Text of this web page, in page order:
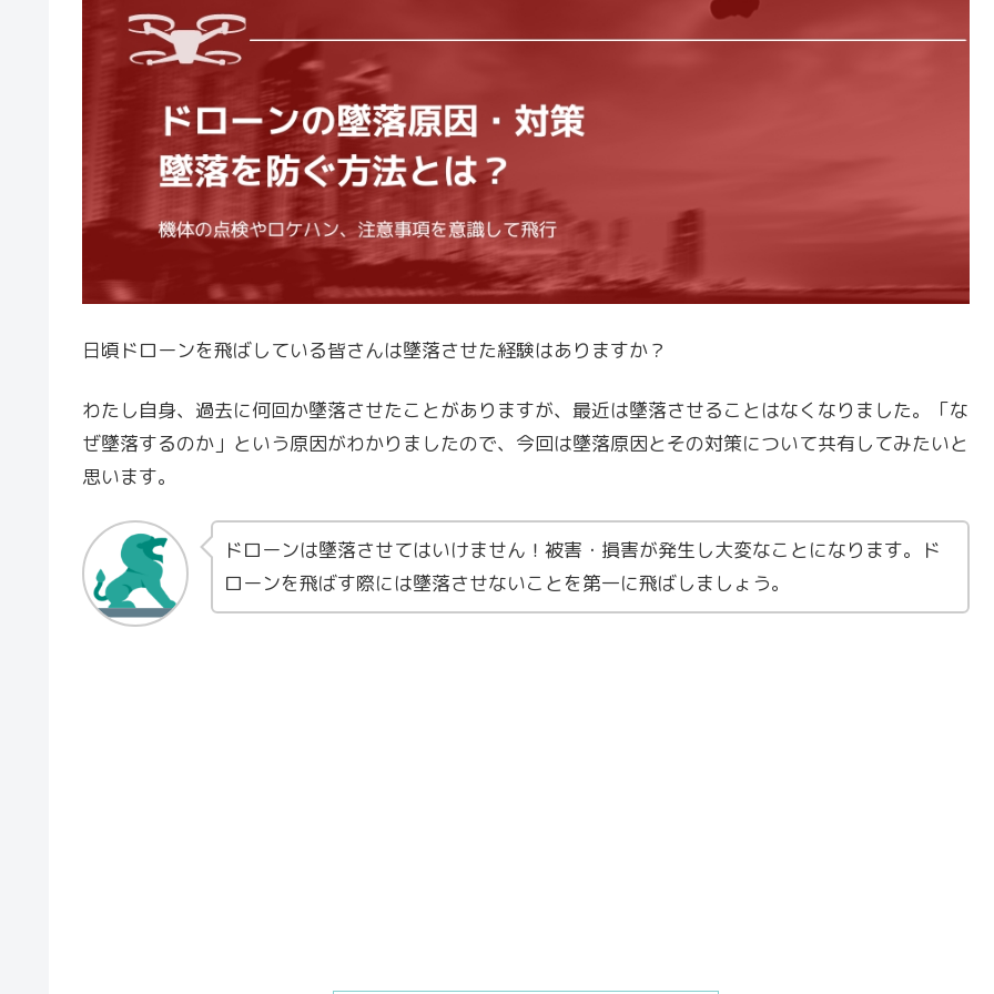
日頃ドローンを飛ばしている皆さんは墜落させた経験はありますか？
わたし自身、過去に何回か墜落させたことがありますが、最近は墜落させることはなくなりました。「な
ぜ墜落するのか」という原因がわかりましたので、今回は墜落原因とその対策について共有してみたいと
思います。
ドローンは墜落させてはいけません！被害・損害が発生し大変なことになります。ド
ローンを飛ばす際には墜落させないことを第一に飛ばしましょう。